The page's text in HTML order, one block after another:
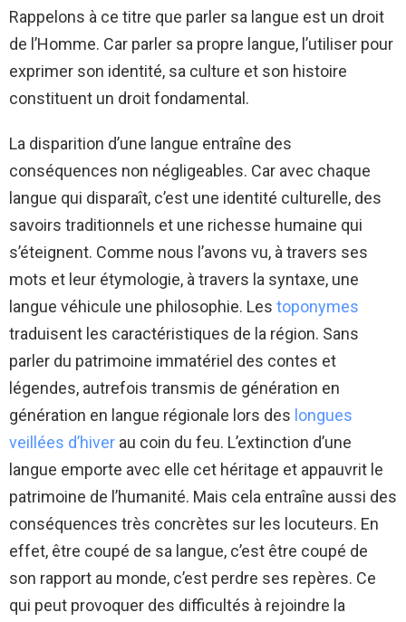
Rappelons à ce titre que parler sa langue est un droit
de l’Homme. Car parler sa propre langue, l’utiliser pour
exprimer son identité, sa culture et son histoire
constituent un droit fondamental.
La disparition d’une langue entraîne des
conséquences non négligeables. Car avec chaque
langue qui disparaît, c’est une identité culturelle, des
savoirs traditionnels et une richesse humaine qui
s’éteignent. Comme nous l’avons vu, à travers ses
mots et leur étymologie, à travers la syntaxe, une
langue véhicule une philosophie. Les toponymes
traduisent les caractéristiques de la région. Sans
parler du patrimoine immatériel des contes et
légendes, autrefois transmis de génération en
génération en langue régionale lors des longues
veillées d’hiver au coin du feu. L’extinction d’une
langue emporte avec elle cet héritage et appauvrit le
patrimoine de l’humanité. Mais cela entraîne aussi des
conséquences très concrètes sur les locuteurs. En
effet, être coupé de sa langue, c’est être coupé de
son rapport au monde, c’est perdre ses repères. Ce
qui peut provoquer des difficultés à rejoindre la